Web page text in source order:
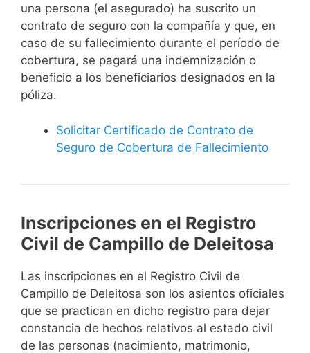
una persona (el asegurado) ha suscrito un
contrato de seguro con la compañía y que, en
caso de su fallecimiento durante el período de
cobertura, se pagará una indemnización o
beneficio a los beneficiarios designados en la
póliza.
Solicitar Certificado de Contrato de
Seguro de Cobertura de Fallecimiento
Inscripciones en el Registro
Civil de Campillo de Deleitosa
Las inscripciones en el Registro Civil de
Campillo de Deleitosa son los asientos oficiales
que se practican en dicho registro para dejar
constancia de hechos relativos al estado civil
de las personas (nacimiento, matrimonio,